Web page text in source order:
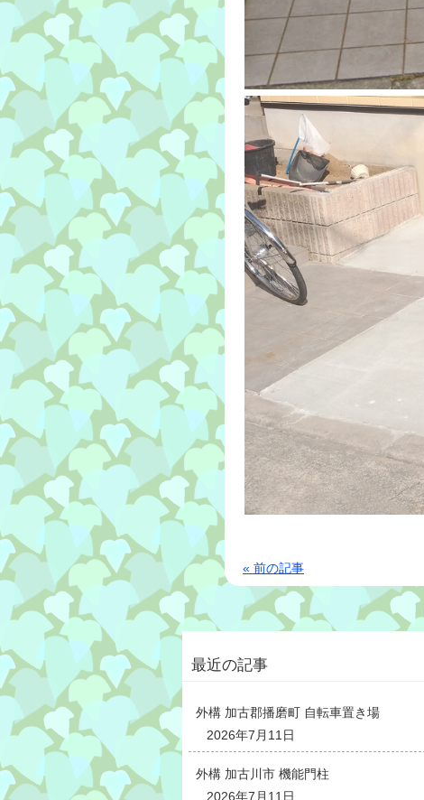
« 前の記事
最近の記事
外構 加古郡播磨町 自転車置き場
2026年7月11日
外構 加古川市 機能門柱
2026年7月11日